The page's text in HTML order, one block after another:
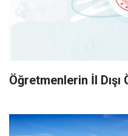
Öğretmenlerin İl Dışı